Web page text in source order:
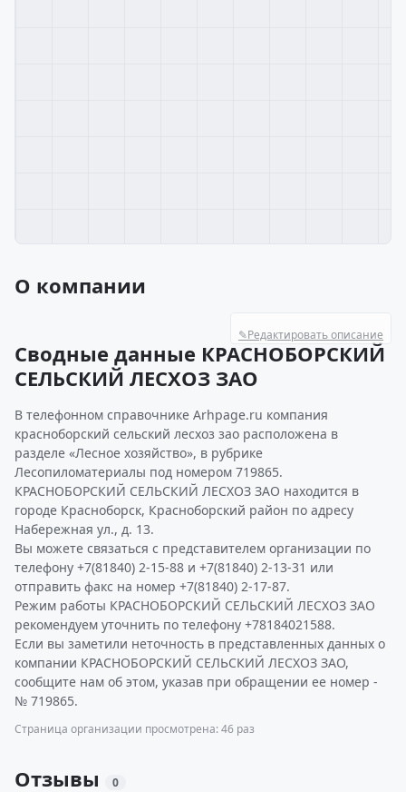
О компании
✎Редактировать описание
Сводные данные КРАСНОБОРСКИЙ
СЕЛЬСКИЙ ЛЕСХОЗ ЗАО
В телефонном справочнике Arhpage.ru компания
красноборский сельский лесхоз зао расположена в
разделе «Лесное хозяйство», в рубрике
Лесопиломатериалы под номером 719865.
КРАСНОБОРСКИЙ СЕЛЬСКИЙ ЛЕСХОЗ ЗАО находится в
городе Красноборск, Красноборский район по адресу
Набережная ул., д. 13.
Вы можете связаться с представителем организации по
телефону +7(81840) 2-15-88 и +7(81840) 2-13-31 или
отправить факс на номер +7(81840) 2-17-87.
Режим работы КРАСНОБОРСКИЙ СЕЛЬСКИЙ ЛЕСХОЗ ЗАО
рекомендуем уточнить по телефону +78184021588.
Если вы заметили неточность в представленных данных о
компании КРАСНОБОРСКИЙ СЕЛЬСКИЙ ЛЕСХОЗ ЗАО,
сообщите нам об этом, указав при обращении ее номер -
№ 719865.
Страница организации просмотрена: 46 раз
Отзывы 0